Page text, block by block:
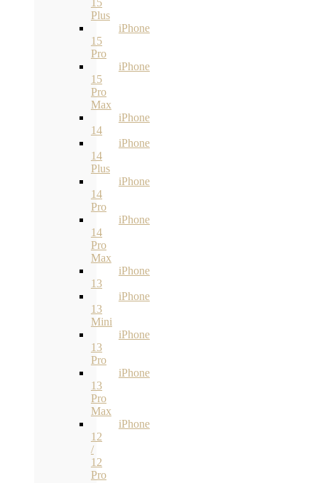
15
Plus
iPhone
15
Pro
iPhone
15
Pro
Max
iPhone
14
iPhone
14
Plus
iPhone
14
Pro
iPhone
14
Pro
Max
iPhone
13
iPhone
13
Mini
iPhone
13
Pro
iPhone
13
Pro
Max
iPhone
12
/
12
Pro